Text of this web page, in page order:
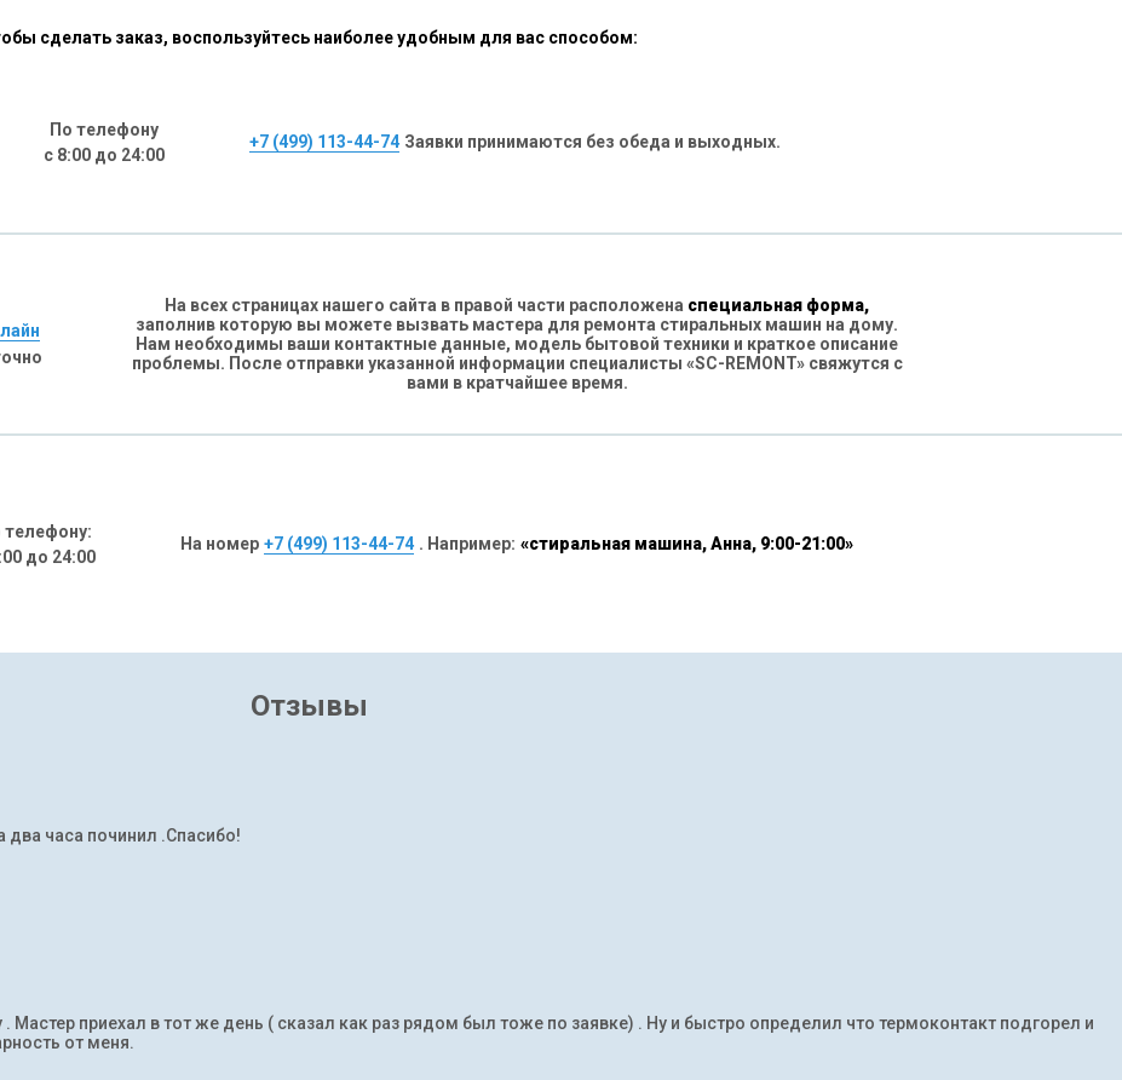
сделать заказ, воспользуйтесь наиболее удобным для вас способом:
По телефону
с 8:00 до 24:00
+7 (499) 113-44-74 Заявки принимаются без обеда и выходных.
На всех страницах нашего сайта в правой части расположена специальная форма,
заполнив которую вы можете вызвать мастера для ремонта стиральных машин на дому.
Нам необходимы ваши контактные данные, модель бытовой техники и краткое описание
проблемы. После отправки указанной информации специалисты «SC-REMONT» свяжутся с
вами в кратчайшее время.
телефону:
до 24:00
На номер +7 (499) 113-44-74 . Например: «стиральная машина, Анна, 9:00-21:00»
Отзывы
два часа починил .Спасибо!
приехал в тот же день ( сказал как раз рядом был тоже по заявке) . Ну и быстро определил что термоконтакт подгорел и
от меня.